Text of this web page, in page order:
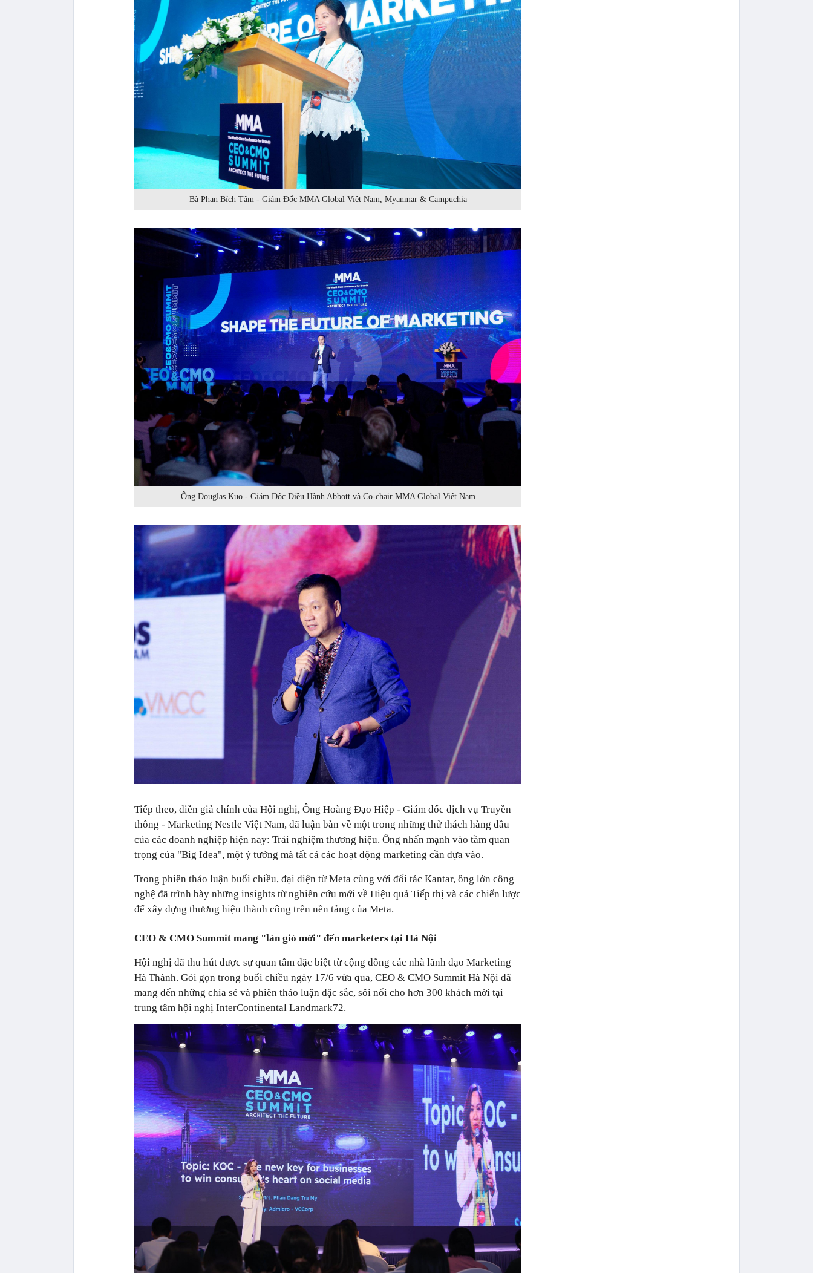
Bà Phan Bích Tâm - Giám Đốc MMA Global Việt Nam, Myanmar & Campuchia
Ông Douglas Kuo - Giám Đốc Điều Hành Abbott và Co-chair MMA Global Việt Nam
Tiếp theo, diễn giả chính của Hội nghị, Ông Hoàng Đạo Hiệp - Giám đốc dịch vụ Truyền
thông - Marketing Nestle Việt Nam, đã luận bàn về một trong những thử thách hàng đầu
của các doanh nghiệp hiện nay: Trải nghiệm thương hiệu. Ông nhấn mạnh vào tầm quan
trọng của "Big Idea", một ý tưởng mà tất cả các hoạt động marketing cần dựa vào.
Trong phiên thảo luận buổi chiều, đại diện từ Meta cùng với đối tác Kantar, ông lớn công
nghệ đã trình bày những insights từ nghiên cứu mới về Hiệu quả Tiếp thị và các chiến lược
để xây dựng thương hiệu thành công trên nền tảng của Meta.
CEO & CMO Summit mang "làn gió mới" đến marketers tại Hà Nội
Hội nghị đã thu hút được sự quan tâm đặc biệt từ cộng đồng các nhà lãnh đạo Marketing
Hà Thành. Gói gọn trong buổi chiều ngày 17/6 vừa qua, CEO & CMO Summit Hà Nội đã
mang đến những chia sẻ và phiên thảo luận đặc sắc, sôi nổi cho hơn 300 khách mời tại
trung tâm hội nghị InterContinental Landmark72.